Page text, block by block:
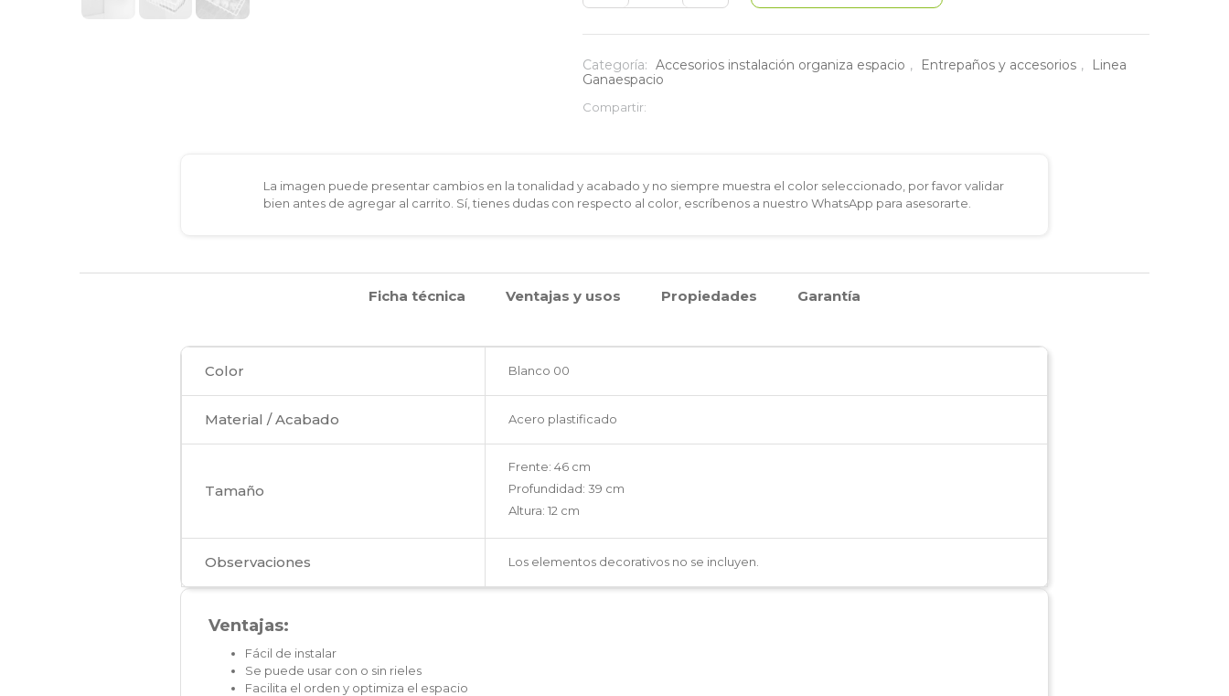
para
Categoría: Accesorios instalación organiza espacio , Entrepaños y accesorios ,
Linea
Ganaespacio
Compartir:
La imagen puede presentar cambios en la tonalidad y acabado y no siempre muestra el color seleccionado, por favor validar
bien antes de agregar al carrito. Sí, tienes dudas con respecto al color, escríbenos a nuestro WhatsApp para asesorarte.
Ficha técnica Ventajas y usos Propiedades Garantía
Color Blanco 00
Material / Acabado Acero plastificado
Tamaño
Frente: 46 cm
Profundidad: 39 cm
Altura: 12 cm
Observaciones Los elementos decorativos no se incluyen.
Ventajas:
Fácil de instalar
Se puede usar con o sin rieles
Facilita el orden y optimiza el espacio